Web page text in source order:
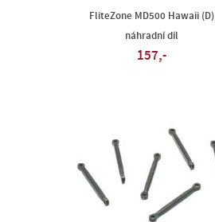
FliteZone MD500 Hawaii (D)
náhradní díl
157,-